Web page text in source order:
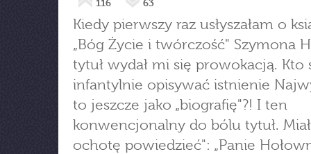
116 63
Kiedy pierwszy raz usłyszałam o
„Bóg Życie i twórczość" Szymona
tytuł wydał mi się prowokacją. Kto
infantylnie opisywać istnienie
to jeszcze jako „biografię"?! I ten
konwencjonalny do bólu tytuł.
ochotę powiedzieć": „Panie